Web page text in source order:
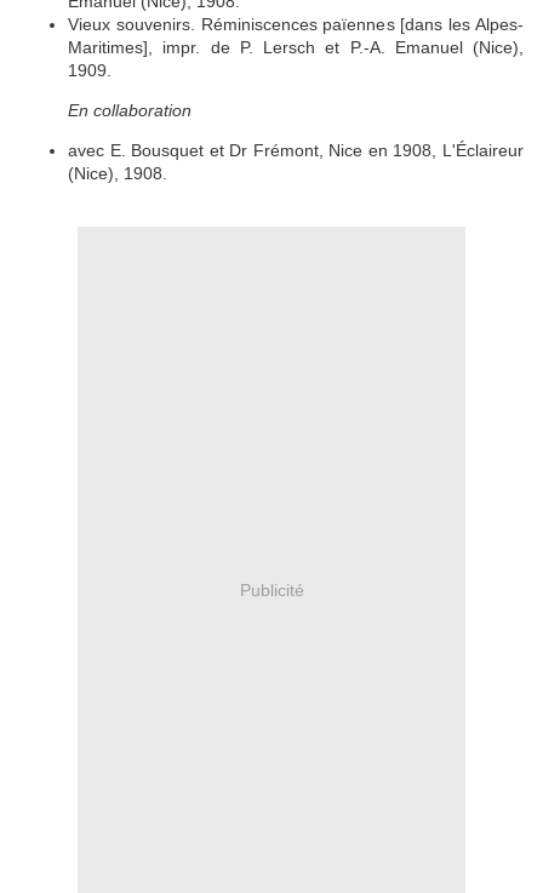
Vieux souvenirs. Réminiscences païennes [dans les Alpes-
Maritimes], impr. de P. Lersch et P.-A. Emanuel (Nice),
1909.
En collaboration
avec E. Bousquet et Dr Frémont, Nice en 1908, L'Éclaireur
(Nice), 1908.
Publicité